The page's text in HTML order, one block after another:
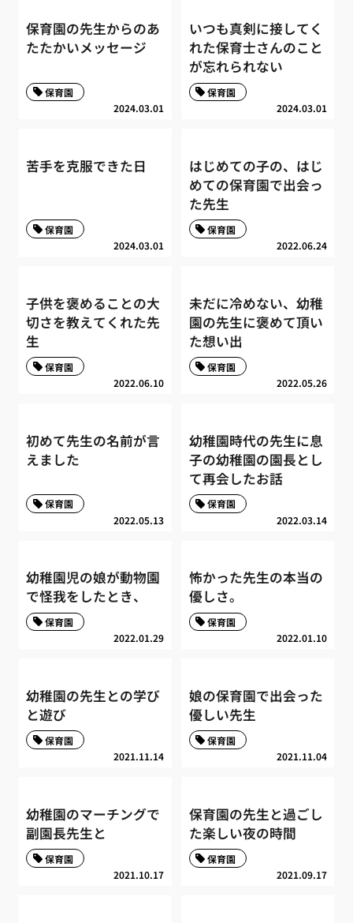
保育園の先生からのあ
たたかいメッセージ
2024.03.01
保育園
いつも真剣に接してく
れた保育士さんのこと
が忘れられない
2024.03.01
保育園
苦手を克服できた日
2024.03.01
保育園
はじめての子の、はじ
めての保育園で出会っ
た先生
2022.06.24
保育園
子供を褒めることの大
切さを教えてくれた先
生
2022.06.10
保育園
未だに冷めない、幼稚
園の先生に褒めて頂い
た想い出
2022.05.26
保育園
初めて先生の名前が言
えました
2022.05.13
保育園
幼稚園時代の先生に息
子の幼稚園の園長とし
て再会したお話
2022.03.14
保育園
幼稚園児の娘が動物園
で怪我をしたとき、
2022.01.29
保育園
怖かった先生の本当の
優しさ。
2022.01.10
保育園
幼稚園の先生との学び
と遊び
2021.11.14
保育園
娘の保育園で出会った
優しい先生
2021.11.04
保育園
幼稚園のマーチングで
副園長先生と
2021.10.17
保育園
保育園の先生と過ごし
た楽しい夜の時間
2021.09.17
保育園